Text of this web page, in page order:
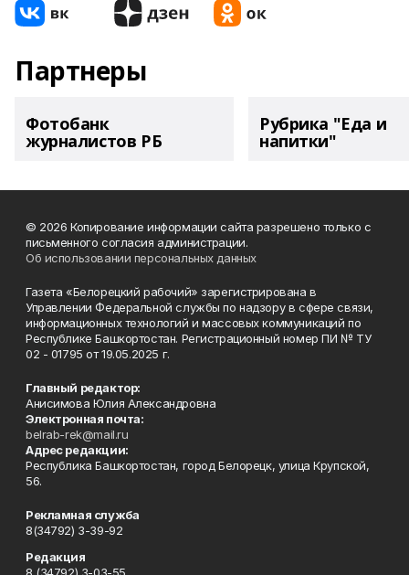
Партнеры
Фотобанк
журналистов РБ
Рубрика "Еда и
напитки"
© 2026 Копирование информации сайта разрешено только с
письменного согласия администрации.
Об использовании персональных данных
Газета «Белорецкий рабочий» зарегистрирована в
Управлении Федеральной службы по надзору в сфере связи,
информационных технологий и массовых коммуникаций по
Республике Башкортостан. Регистрационный номер ПИ № ТУ
02 - 01795 от 19.05.2025 г.
Главный редактор:
Анисимова Юлия Александровна
Электронная почта:
belrab-rek@mail.ru
Адрес редакции:
Республика Башкортостан, город Белорецк, улица Крупской,
56.
Рекламная служба
8(34792) 3-39-92
Редакция